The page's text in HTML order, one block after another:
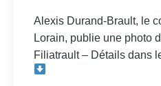
Alexis Durand-Brault, le
Lorain, publie une photo
Filiatrault – Détails dans